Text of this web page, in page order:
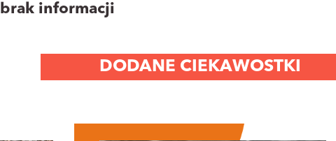
brak informacji
DODANE CIEKAWOSTKI